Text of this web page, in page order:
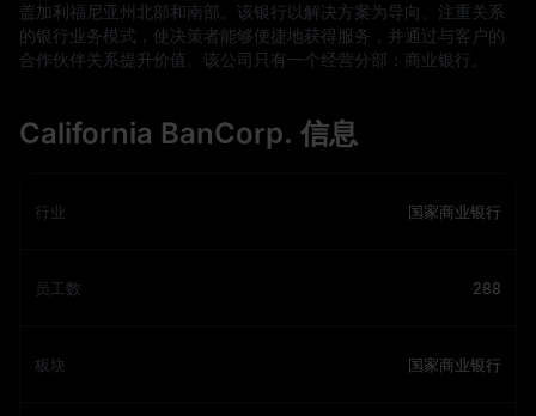
盖加利福尼亚州北部和南部。该银行以解决方案为导向、注重关系
的银行业务模式，使决策者能够便捷地获得服务，并通过与客户的
合作伙伴关系提升价值。该公司只有一个经营分部：商业银行。
California BanCorp. 信息
行业 国家商业银行
员工数 288
板块 国家商业银行